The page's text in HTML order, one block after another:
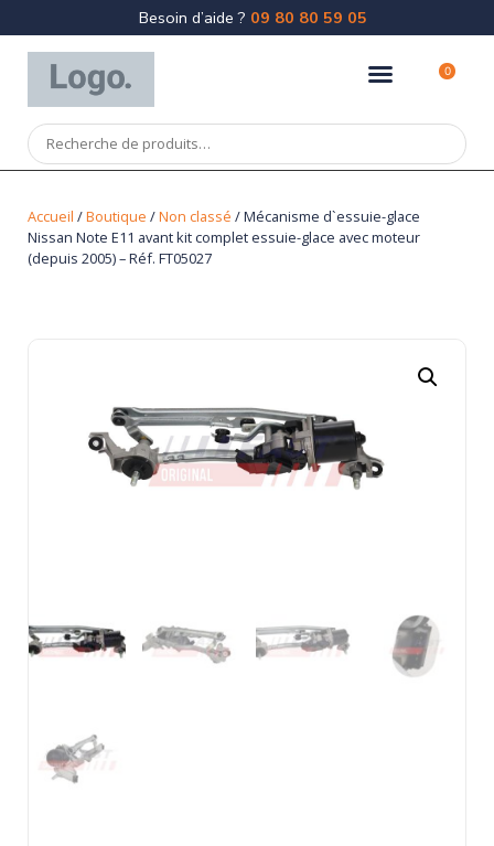
Besoin d’aide ? 09 80 80 59 05
0
Accueil /Boutique /Non classé / Mécanisme d`essuie-glace
Nissan Note E11 avant kit complet essuie-glace avec moteur
(depuis 2005) – Réf. FT05027